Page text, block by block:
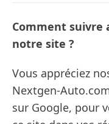
Comment suivre
notre site ?
Vous appréciez
Nextgen-
sur Google, pour